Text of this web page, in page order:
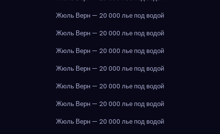
Жюль Верн — 20 000 лье под водой
Жюль Верн — 20 000 лье под водой
Жюль Верн — 20 000 лье под водой
Жюль Верн — 20 000 лье под водой
Жюль Верн — 20 000 лье под водой
Жюль Верн — 20 000 лье под водой
Жюль Верн — 20 000 лье под водой